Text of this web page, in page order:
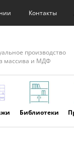
Контакты
производство
массива и МДФ
Библиотеки